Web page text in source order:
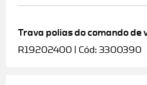
Trava polias do comando de
R19202400 | Cód: 3300390